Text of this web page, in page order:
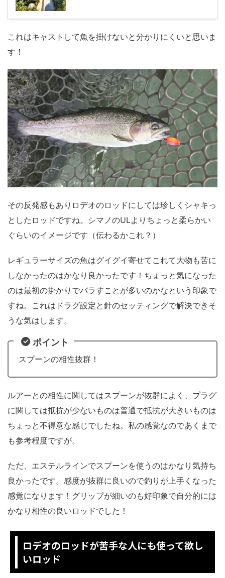
これはキャストして魚を掛けないと分かりにくいと思いま
す！
その反発感もありロデオのロッドにしては珍しくシャキっ
としたロッドですね。シマノのULよりちょっと柔らかい
ぐらいのイメージです（伝わるかこれ？）
レギュラーサイズの魚はグイグイ寄せてこれて大物も苦に
しなかったのはかなり良かったです！ちょっと気になった
のは最初の掛かりでバラすことが多いのかなという印象で
すね。これはドラグ設定と針のセッティングで解決できそ
うな気はします。
ポイント
スプーンの相性抜群！
ルアーとの相性に関してはスプーンが抜群によく、プラグ
に関しては抵抗が少ないものは普通で抵抗が大きいものは
ちょっと不得意な感じでしたね。私の感覚なのであくまで
も参考程度ですが。
ただ、エステルラインでスプーンを使うのはかなり気持ち
良かったです。感度が抜群に良いので釣りが上手くなった
感覚になります！グリップが細いのも好印象で自分的には
かなり相性の良いロッドでした！
ロデオのロッドが苦手な人にも使って欲し
いロッド